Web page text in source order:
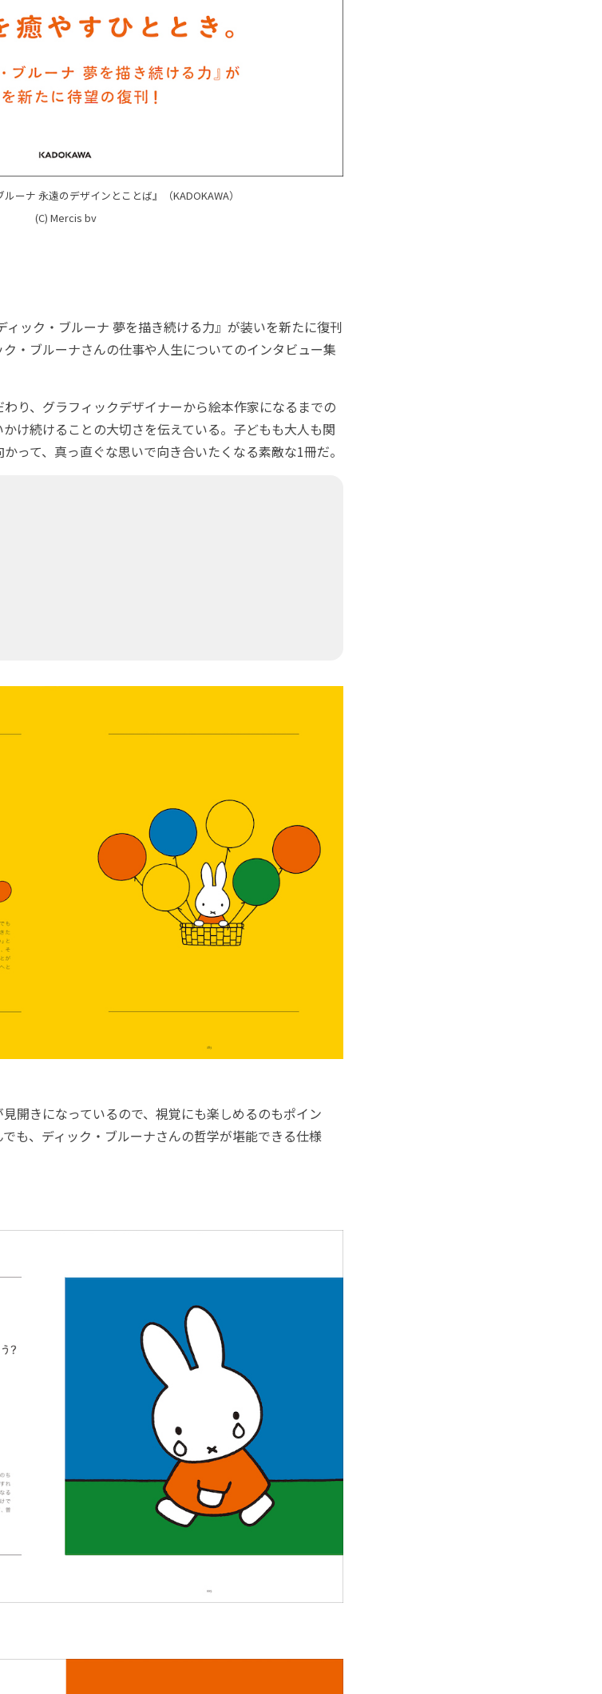
ーナ 永遠のデザインとことば』（KADOKAWA）
(C) Mercis bv
ック・ブルーナ 夢を描き続ける力』が装いを新たに復刊
・ブルーナさんの仕事や人生についてのインタビュー集
り、グラフィックデザイナーから絵本作家になるまでの
け続けることの大切さを伝えている。子どもも大人も関
って、真っ直ぐな思いで向き合いたくなる素敵な1冊だ。
開きになっているので、視覚にも楽しめるのもポイン
も、ディック・ブルーナさんの哲学が堪能できる仕様